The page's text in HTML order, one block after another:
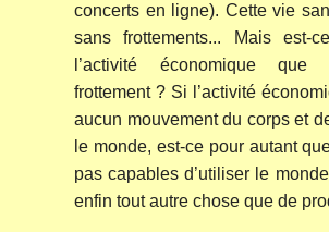
concerts en ligne). Cette vie
sans frottements... Mais
l’activité économique que
frottement ? Si l’activité
aucun mouvement du corps et
le monde, est-ce pour autant
pas capables d’utiliser le
enfin tout autre chose que de